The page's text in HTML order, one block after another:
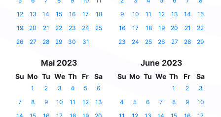
12
13 14 15 16 17
18
19
20 21 22 23 24
25
26
27 28 29 30 31
9
10 11 12 13 14
15
16
17 18 19 20 21
22
23
24 25 26 27 28 29
Mai 2023
Su Mo Tu We Th Fr Sa
1 2 3 4 5
6
7
8 9 10 11 12
13
June 2023
Su Mo Tu We Th Fr Sa
1 2
3
4
5 6 7 8 9
10